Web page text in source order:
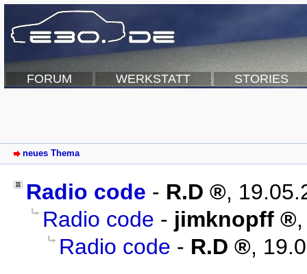
FORUM WERKSTATT STORIES
neues Thema
Radio code - R.D ,
Radio code - jimknopff
Radio code - R.D ,